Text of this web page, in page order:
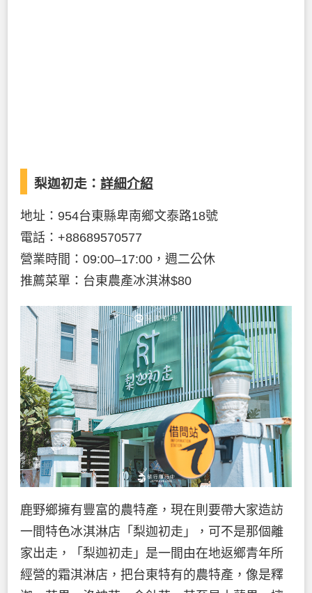
梨迦初走： 詳細介紹
地址：954台東縣卑南鄉文泰路18號
電話：+88689570577
營業時間：09:00–17:00，週二公休
推薦菜單：台東農產冰淇淋$80
鹿野鄉擁有豐富的農特產，現在則要帶大家造訪
一間特色冰淇淋店「梨迦初走」，可不是那個離
家出走，「梨迦初走」是一間由在地返鄉青年所
經營的霜淇淋店，把台東特有的農特產，像是釋